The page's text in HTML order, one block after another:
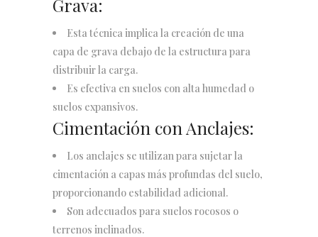
Grava:
Esta técnica implica la creación de una
capa de grava debajo de la estructura para
distribuir la carga.
Es efectiva en suelos con alta humedad o
suelos expansivos.
Cimentación con Anclajes:
Los anclajes se utilizan para sujetar la
cimentación a capas más profundas del suelo,
proporcionando estabilidad adicional.
Son adecuados para suelos rocosos o
terrenos inclinados.